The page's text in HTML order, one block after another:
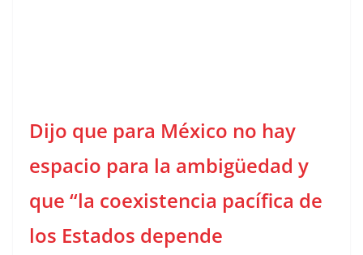
Dijo que para México no hay
espacio para la ambigüedad y
que “la coexistencia pacífica de
los Estados depende